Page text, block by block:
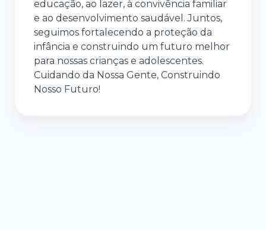
educação, ao lazer, à convivência familiar
e ao desenvolvimento saudável. Juntos,
seguimos fortalecendo a proteção da
infância e construindo um futuro melhor
para nossas crianças e adolescentes.
Cuidando da Nossa Gente, Construindo
Nosso Futuro!